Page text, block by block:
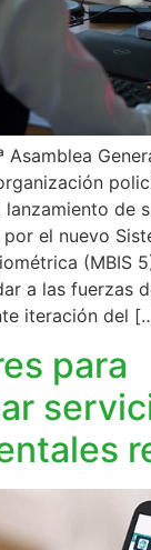
Asamblea
de
el nuevo
(MBIS
a las fuerzas
iteración del
para